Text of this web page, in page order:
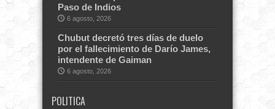
Paso de Indios
6 agosto, 2026
Chubut decretó tres días de duelo
por el fallecimiento de Darío James,
intendente de Gaiman
6 agosto, 2026
POLITICA